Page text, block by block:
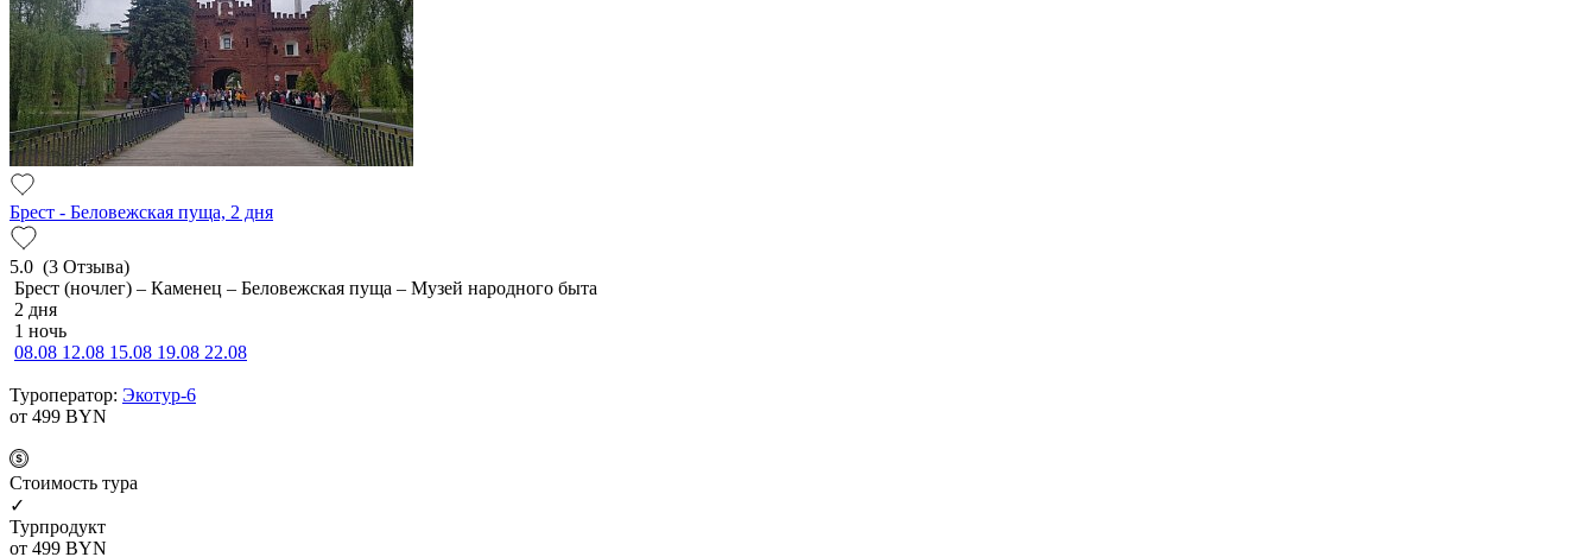
Брест - Беловежская пуща, 2 дня
5.0 (3 Отзыва)
Брест (ночлег) – Каменец – Беловежская пуща – Музей народного быта
2 дня
1 ночь
08.08 12.08 15.08 19.08 22.08
Туроператор: Экотур-6
от 499 BYN
Cтоимость тура
✓
Турпродукт
от 499 BYN